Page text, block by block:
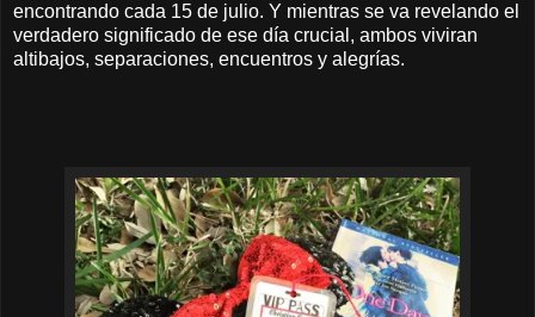
encontrando cada 15 de julio. Y mientras se va revelando el
verdadero significado de ese día crucial, ambos viviran
altibajos, separaciones, encuentros y alegrías.